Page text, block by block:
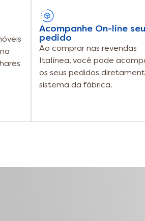
Acompanhe On-line seu
pedido
Ao comprar nas revendas
Italínea, você pode
os seus pedidos
sistema da fábrica.